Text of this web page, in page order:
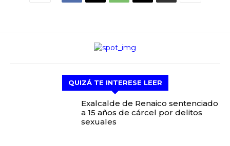
QUIZÁ TE INTERESE LEER
Exalcalde de Renaico sentenciado
a 15 años de cárcel por delitos
sexuales